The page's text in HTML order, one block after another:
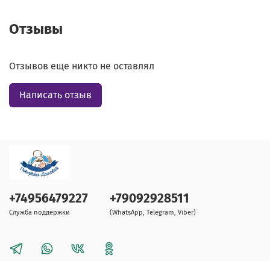
Отзывы
Отзывов еще никто не оставлял
Написать отзыв
+74956479227
Служба поддержки
+79092928511
(WhatsApp, Telegram, Viber)